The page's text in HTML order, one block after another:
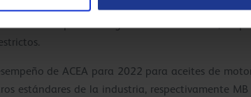
prueba de desgaste del motor Mack T-12 para
nivel que la categoría ACEA E11-2022, lo
de ACEA para 2022 para aceites de
estándares de la industria, respectivamente MB